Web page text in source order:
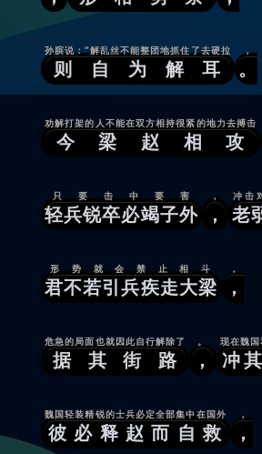
则自为解耳
孙膑说：“解乱丝不能整团地抓住了去硬拉
。
，
今梁赵相攻
劝解打架的人不能在双方相持很紧的地力去搏击
轻兵锐卒必竭子外
只要击中要害
，
，
老
冲击
君不若引兵疾走大梁
形势就会禁止相斗
，
，
据其街路
危急的局面也就因此自行解除了
，
。
冲
现在魏
彼必释赵而自救
魏国轻装精锐的士兵必定全部集中在国外
，
，